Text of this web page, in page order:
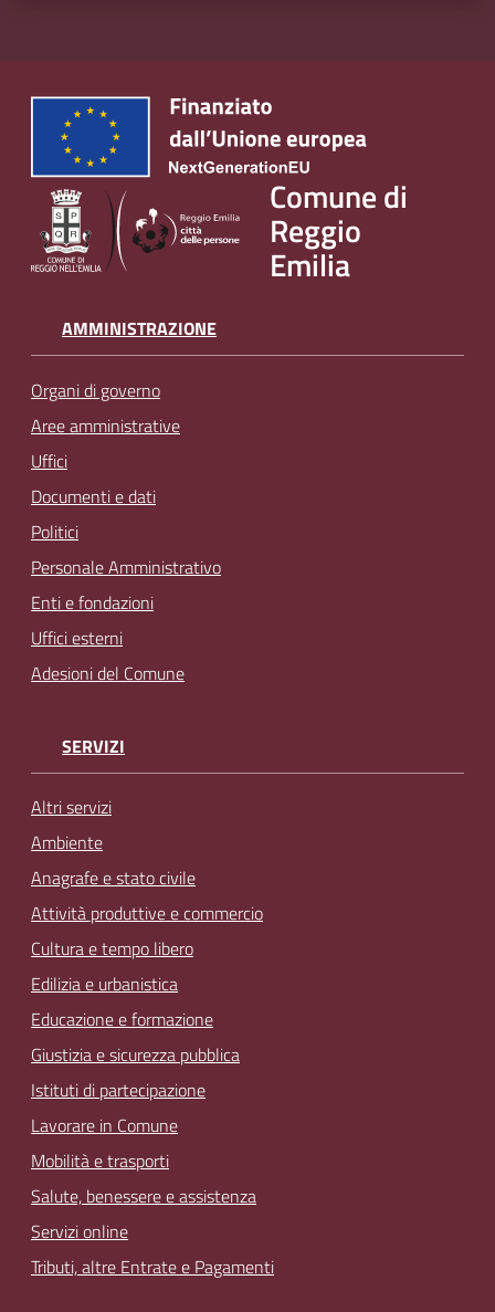
Comune di
Reggio
Emilia
AMMINISTRAZIONE
Organi di governo
Aree amministrative
Uffici
Documenti e dati
Politici
Personale Amministrativo
Enti e fondazioni
Uffici esterni
Adesioni del Comune
SERVIZI
Altri servizi
Ambiente
Anagrafe e stato civile
Attività produttive e commercio
Cultura e tempo libero
Edilizia e urbanistica
Educazione e formazione
Giustizia e sicurezza pubblica
Istituti di partecipazione
Lavorare in Comune
Mobilità e trasporti
Salute, benessere e assistenza
Servizi online
Tributi, altre Entrate e Pagamenti